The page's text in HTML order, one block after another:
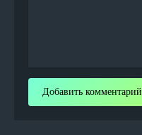
Добавить комментарий